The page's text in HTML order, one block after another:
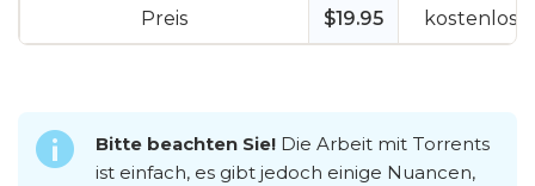
Preis $19.95 kostenlos
Bitte beachten Sie! Die Arbeit mit Torrents
ist einfach, es gibt jedoch einige Nuancen,